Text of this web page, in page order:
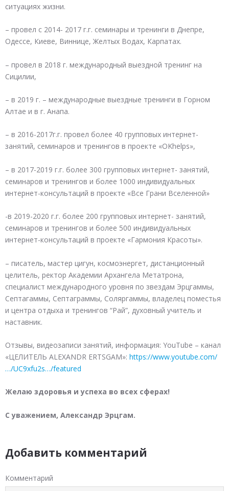
ситуациях жизни.
– провел с 2014- 2017 г.г. семинары и тренинги в Днепре,
Одессе, Киеве, Виннице, Желтых Водах, Карпатах.
– провел в 2018 г. международный выездной тренинг на
Сицилии,
– в 2019 г. – международные выездные тренинги в Горном
Алтае и в г. Анапа.
– в 2016-2017г.г. провел более 40 групповых интернет-
занятий, семинаров и тренингов в проекте «OKhelps»,
– в 2017-2019 г.г. более 300 групповых интернет- занятий,
семинаров и тренингов и более 1000 индивидуальных
интернет-консультаций в проекте «Все Грани Вселенной»
-в 2019-2020 г.г. более 200 групповых интернет- занятий,
семинаров и тренингов и более 500 индивидуальных
интернет-консультаций в проекте «Гармония Красоты».
– писатель, мастер цигун, космоэнергет, дистанционный
целитель, ректор Академии Архангела Метатрона,
специалист международного уровня по звездам Эрцгаммы,
Септагаммы, Септаграммы, Соляргаммы, владелец поместья
и центра отдыха и тренингов “Рай”, духовный учитель и
наставник.
Отзывы, видеозаписи занятий, информация: YouTube – канал
«ЦЕЛИТЕЛЬ ALEXANDR ERTSGAM»: https://www.youtube.com/
…/UC9xfu2s…/featured
Желаю здоровья и успеха во всех сферах!
С уважением, Александр Эрцгам.
Добавить комментарий
Комментарий